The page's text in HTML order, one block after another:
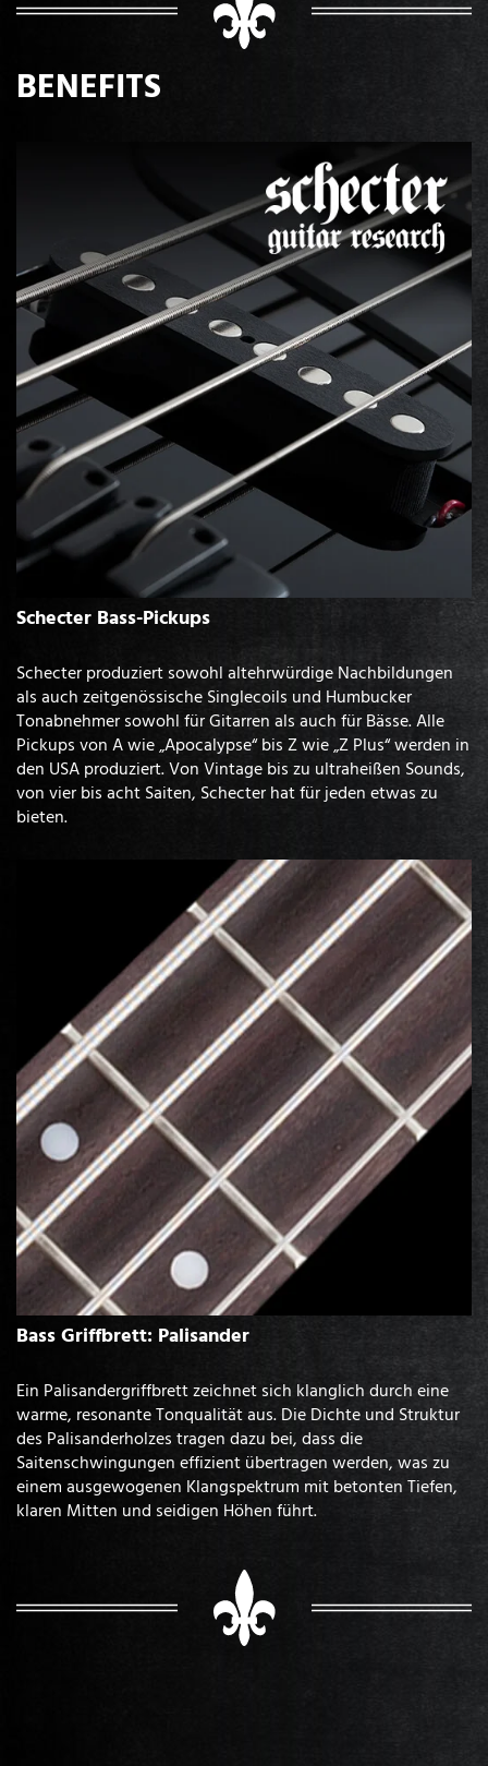
BENEFITS
Schecter Bass-Pickups
Schecter produziert sowohl altehrwürdige Nachbildungen
als auch zeitgenössische Singlecoils und Humbucker
Tonabnehmer sowohl für Gitarren als auch für Bässe. Alle
Pickups von A wie „Apocalypse“ bis Z wie „Z Plus“ werden in
den USA produziert. Von Vintage bis zu ultraheißen Sounds,
von vier bis acht Saiten, Schecter hat für jeden etwas zu
bieten.
Bass Griffbrett: Palisander
Ein Palisandergriffbrett zeichnet sich klanglich durch eine
warme, resonante Tonqualität aus. Die Dichte und Struktur
des Palisanderholzes tragen dazu bei, dass die
Saitenschwingungen effizient übertragen werden, was zu
einem ausgewogenen Klangspektrum mit betonten Tiefen,
klaren Mitten und seidigen Höhen führt.